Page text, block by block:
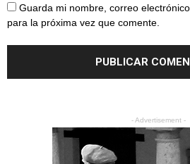
Guarda mi nombre, correo
para la próxima vez que comente.
- Advertisement -